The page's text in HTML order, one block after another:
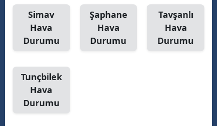
Simav
Hava
Durumu
Şaphane
Hava
Durumu
Tavşanlı
Hava
Durumu
Tunçbilek
Hava
Durumu